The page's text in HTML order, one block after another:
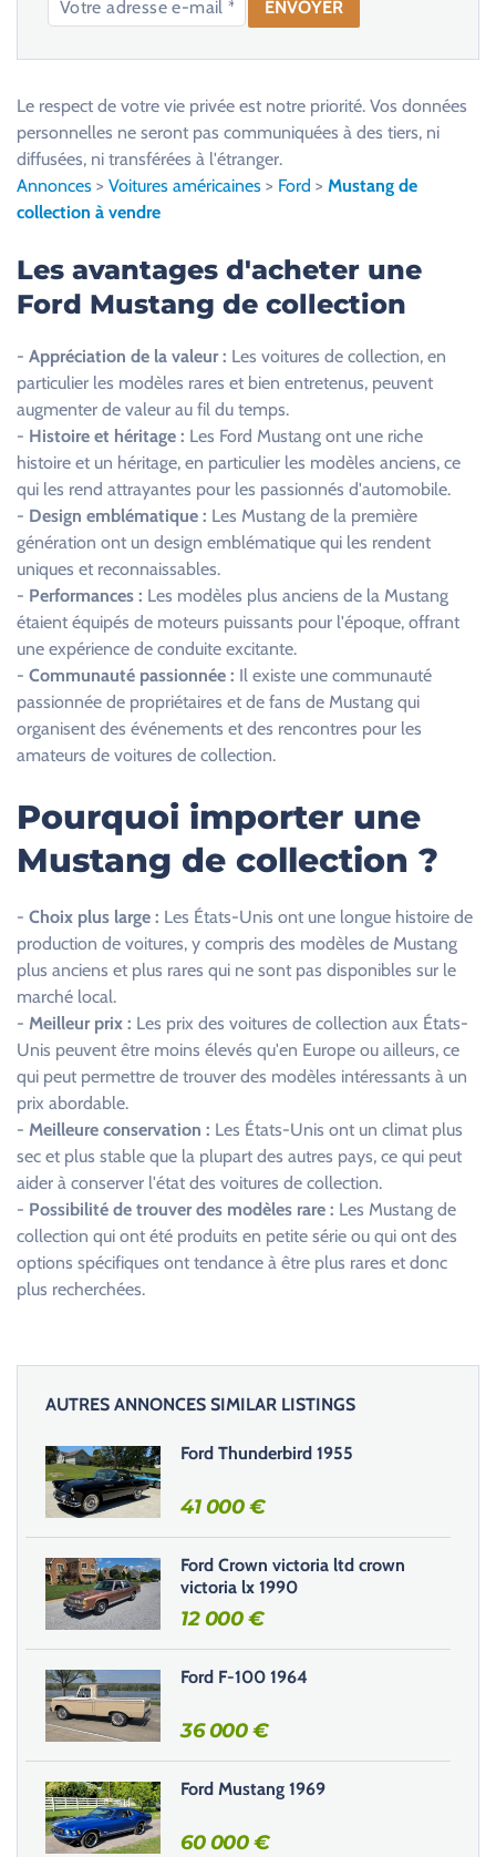
a
i
s
e
r
c
e
c
h
a
m
p
v
i
d
e
.
Le respect de votre vie privée est notre priorité. Vos données
personnelles ne seront pas communiquées à des tiers, ni
diffusées, ni transférées à l'étranger.
Annonces > Voitures américaines > Ford > Mustang de
collection à vendre
Les avantages d'acheter une
Ford Mustang de collection
- Appréciation de la valeur : Les voitures de collection, en
particulier les modèles rares et bien entretenus, peuvent
augmenter de valeur au fil du temps.
- Histoire et héritage : Les Ford Mustang ont une riche
histoire et un héritage, en particulier les modèles anciens, ce
qui les rend attrayantes pour les passionnés d'automobile.
- Design emblématique : Les Mustang de la première
génération ont un design emblématique qui les rendent
uniques et reconnaissables.
- Performances : Les modèles plus anciens de la Mustang
étaient équipés de moteurs puissants pour l'époque, offrant
une expérience de conduite excitante.
- Communauté passionnée : Il existe une communauté
passionnée de propriétaires et de fans de Mustang qui
organisent des événements et des rencontres pour les
amateurs de voitures de collection.
Pourquoi importer une
Mustang de collection ?
- Choix plus large : Les États-Unis ont une longue histoire de
production de voitures, y compris des modèles de Mustang
plus anciens et plus rares qui ne sont pas disponibles sur le
marché local.
- Meilleur prix : Les prix des voitures de collection aux États-
Unis peuvent être moins élevés qu'en Europe ou ailleurs, ce
qui peut permettre de trouver des modèles intéressants à un
prix abordable.
- Meilleure conservation : Les États-Unis ont un climat plus
sec et plus stable que la plupart des autres pays, ce qui peut
aider à conserver l'état des voitures de collection.
- Possibilité de trouver des modèles rare : Les Mustang de
collection qui ont été produits en petite série ou qui ont des
options spécifiques ont tendance à être plus rares et donc
plus recherchées.
AUTRES ANNONCES SIMILAR LISTINGS
Ford Thunderbird 1955
41 000€
Ford Crown victoria ltd crown
victoria lx 1990
12 000€
Ford F-100 1964
36 000€
Ford Mustang 1969
60 000€